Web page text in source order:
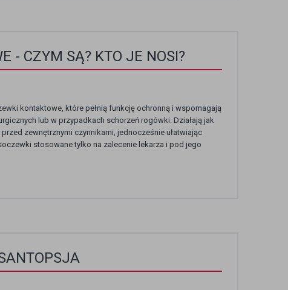
- CZYM SĄ? KTO JE NOSI?
kontaktowe, które pełnią funkcję ochronną i wspomagają
lub w przypadkach schorzeń rogówki. Działają jak
zewnętrznymi czynnikami, jednocześnie ułatwiając
stosowane tylko na zalecenie lekarza i pod jego